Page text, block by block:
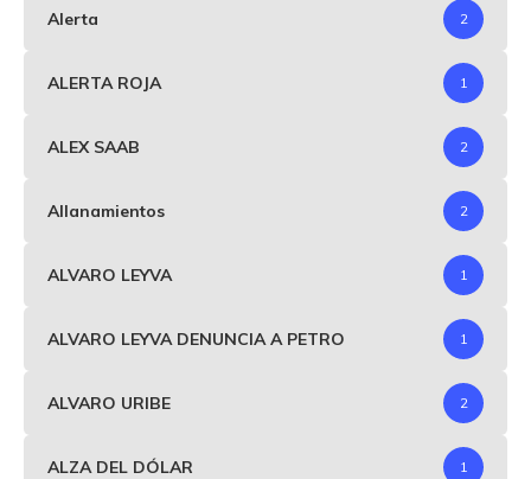
Alerta 2
ALERTA ROJA 1
ALEX SAAB 2
Allanamientos 2
ALVARO LEYVA 1
ALVARO LEYVA DENUNCIA A PETRO 1
ALVARO URIBE 2
ALZA DEL DÓLAR 1